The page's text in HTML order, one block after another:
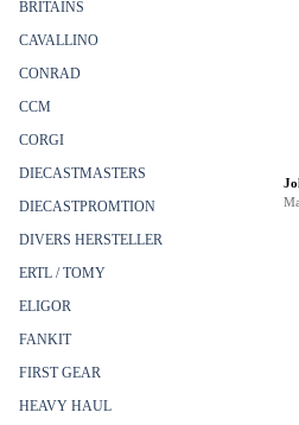
BRITAINS
CAVALLINO
CONRAD
CCM
CORGI
DIECASTMASTERS
DIECASTPROMTION
DIVERS HERSTELLER
ERTL / TOMY
ELIGOR
FANKIT
FIRST GEAR
HEAVY HAUL